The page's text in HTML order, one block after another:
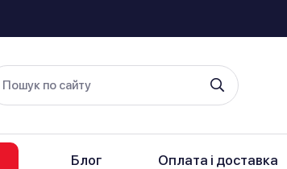
Блог Оплата і доставка